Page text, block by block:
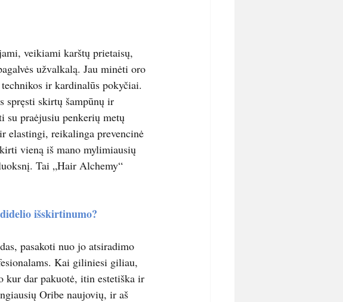
veikiami karštų prietaisų,
užvalkalą. Jau minėti oro
ir kardinalūs pokyčiai.
spręsti skirtų šampūnų ir
su praėjusiu penkerių metų
elastingi, reikalinga prevencinė
vieną iš mano mylimiausių
Tai „Hair Alchemy“
išskirtinumo?
pasakoti nuo jo atsiradimo
Kai giliniesi giliau,
kur dar pakuotė, itin estetiška ir
Oribe naujovių, ir aš